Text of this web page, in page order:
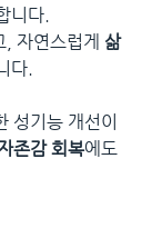
니다.
자연스럽게 삶
다.
성기능 개선이
존감 회복에도